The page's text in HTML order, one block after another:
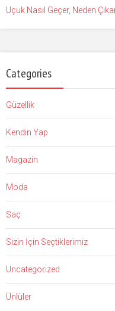
Uçuk Nasıl Geçer, Neden
Categories
Güzellik
Kendin Yap
Magazin
Moda
Saç
Sizin İçin Seçtiklerimiz
Uncategorized
Ünlüler